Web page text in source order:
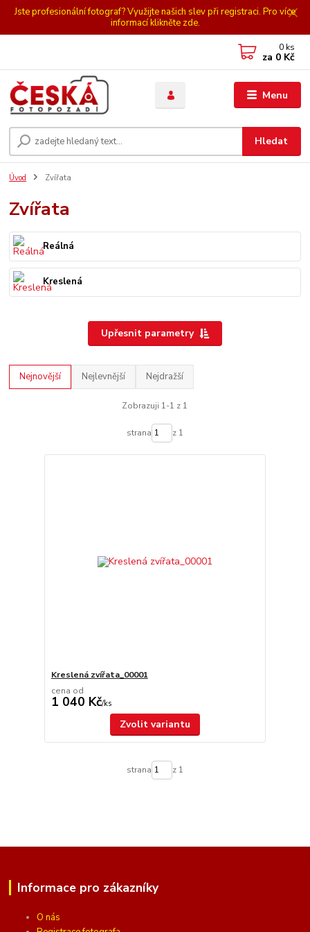
Jste profesionální fotograf? Využijte našich slev při registraci. Pro více
informací klikněte zde.
Menu
Hledat
0 ks
za 0 Kč
Úvod Zvířata
Zvířata
Reálná
Kreslená
Upřesnit parametry
Nejnovější Nejlevnější Nejdražší
Zobrazuji 1-1 z 1
strana z 1
Kreslená zvířata_00001
cena od
1 040 Kč/ks
Zvolit variantu
strana z 1
Informace pro zákazníky
O nás